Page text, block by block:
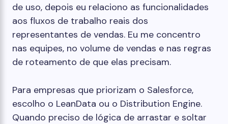
de uso, depois eu relaciono as funcionalidades
aos fluxos de trabalho reais dos
representantes de vendas. Eu me concentro
nas equipes, no volume de vendas e nas regras
de roteamento de que elas precisam.
Para empresas que priorizam o Salesforce,
escolho o LeanData ou o Distribution Engine.
Quando preciso de lógica de arrastar e soltar